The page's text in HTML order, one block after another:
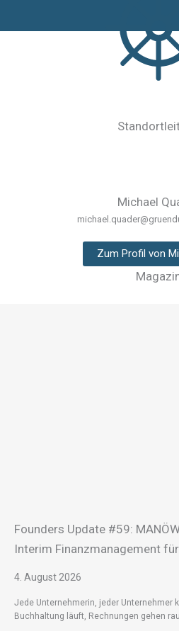
Michael
Zum Profil von
Founders Update #59:
Interim Finanzmanagement
4. August 2026
Jede Unternehmerin, jeder Unternehmer
Buchhaltung läuft, Rechnungen gehen